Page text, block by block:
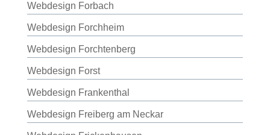
Webdesign Forbach
Webdesign Forchheim
Webdesign Forchtenberg
Webdesign Forst
Webdesign Frankenthal
Webdesign Freiberg am Neckar